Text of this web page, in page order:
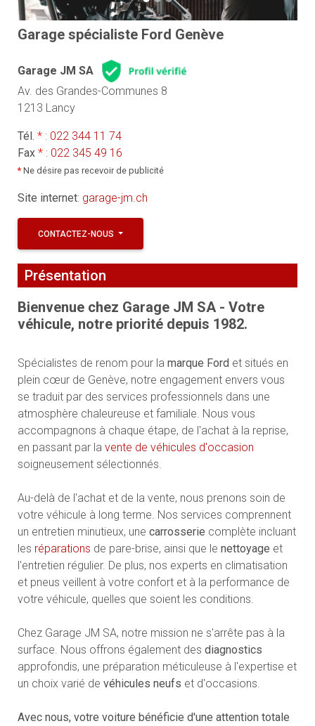
Garage spécialiste Ford Genève
Garage JM SA
Av. des Grandes-Communes 8
1213 Lancy
Tél. *: 022 344 11 74
Fax *: 022 345 49 16
*Ne désire pas recevoir de publicité
Site internet: garage-jm.ch
CONTACTEZ-NOUS
Présentation
Bienvenue chez Garage JM SA - Votre
véhicule, notre priorité depuis 1982.
Spécialistes de renom pour la marque Ford et situés en
plein cœur de Genève, notre engagement envers vous
se traduit par des services professionnels dans une
atmosphère chaleureuse et familiale. Nous vous
accompagnons à chaque étape, de l'achat à la reprise,
en passant par la vente de véhicules d'occasion
soigneusement sélectionnés.
Au-delà de l'achat et de la vente, nous prenons soin de
votre véhicule à long terme. Nos services comprennent
un entretien minutieux, une carrosserie complète incluant
les réparations de pare-brise, ainsi que le nettoyage et
l'entretien régulier. De plus, nos experts en climatisation
et pneus veillent à votre confort et à la performance de
votre véhicule, quelles que soient les conditions.
Chez Garage JM SA, notre mission ne s'arrête pas à la
surface. Nous offrons également des diagnostics
approfondis, une préparation méticuleuse à l'expertise et
un choix varié de véhicules neufs et d'occasions.
Avec nous, votre voiture bénéficie d'une attention totale